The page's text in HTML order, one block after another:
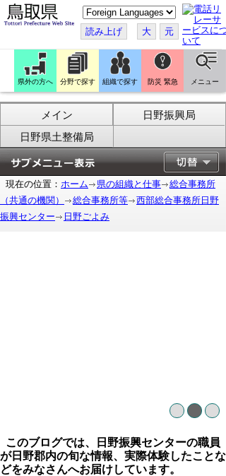
こ
の
ペ
ー
ジ
翻
訳
す
る
読み上げ 大 元
県外の方へ 分野で探す 組織で探す 防災 緊急 メニュー
メイン
日野振興局
日野県土整備局
現在の位置： ホーム 県の組織と仕事
総合事務所
（共通の機関）
総合事務所等
西部総合事務所日野
振興センター
日野ごよみ
このブログでは、日野振興センターの職員
が日野郡内の旬な情報、実際体験したことな
どをみなさんへお届けしています。